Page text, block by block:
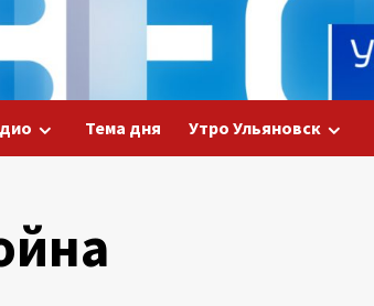
Тема дня Утро Ульяновск